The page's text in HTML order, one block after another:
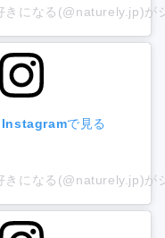
きになる(@naturely.jp)が
Instagramで見る
きになる(@naturely.jp)が